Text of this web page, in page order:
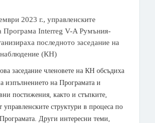
2023 г., управленските
Програма Interreg V-A Румъния-
последното заседание на
(КН)
заседание членовете на КН обсъдиха
изпълнението на Програмата и
постижения, както и стъпките,
управленските структури в процеса по
Други интересни теми,